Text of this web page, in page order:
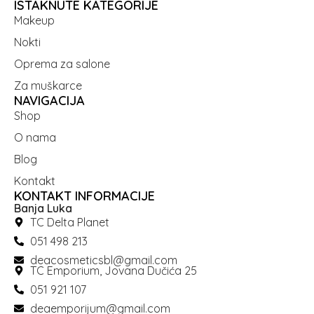
ISTAKNUTE KATEGORIJE
Makeup
Nokti
Oprema za salone
Za muškarce
NAVIGACIJA
Shop
O nama
Blog
Kontakt
KONTAKT INFORMACIJE
Banja Luka
TC Delta Planet
051 498 213
deacosmeticsbl@gmail.com
TC Emporium, Jovana Dučića 25
051 921 107
deaemporijum@gmail.com